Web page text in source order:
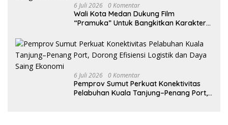
6 Juli 2026 0 Komentar
Wali Kota Medan Dukung Film
“Pramuka” Untuk Bangkitkan Karakter
6 Juli 2026 0 Komentar
Pemprov Sumut Perkuat Konektivitas
Pelabuhan Kuala Tanjung–Penang Port,